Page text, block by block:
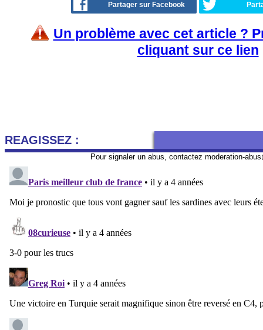
Partager sur Facebook
Un problème avec cet article ?
cliquant sur ce lien
REAGISSEZ :
Pour signaler un abus, contactez moderation-